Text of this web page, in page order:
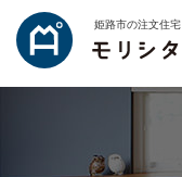
姫路市の注文住宅